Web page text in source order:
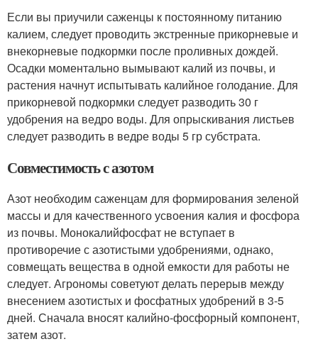
Если вы приучили саженцы к постоянному питанию
калием, следует проводить экстренные прикорневые и
внекорневые подкормки после проливных дождей.
Осадки моментально вымывают калий из почвы, и
растения начнут испытывать калийное голодание. Для
прикорневой подкормки следует разводить 30 г
удобрения на ведро воды. Для опрыскивания листьев
следует разводить в ведре воды 5 гр субстрата.
Совместимость с азотом
Азот необходим саженцам для формирования зеленой
массы и для качественного усвоения калия и фосфора
из почвы. Монокалийфосфат не вступает в
противоречие с азотистыми удобрениями, однако,
совмещать вещества в одной емкости для работы не
следует. Агрономы советуют делать перерыв между
внесением азотистых и фосфатных удобрений в 3-5
дней. Сначала вносят калийно-фосфорный компонент,
затем азот.